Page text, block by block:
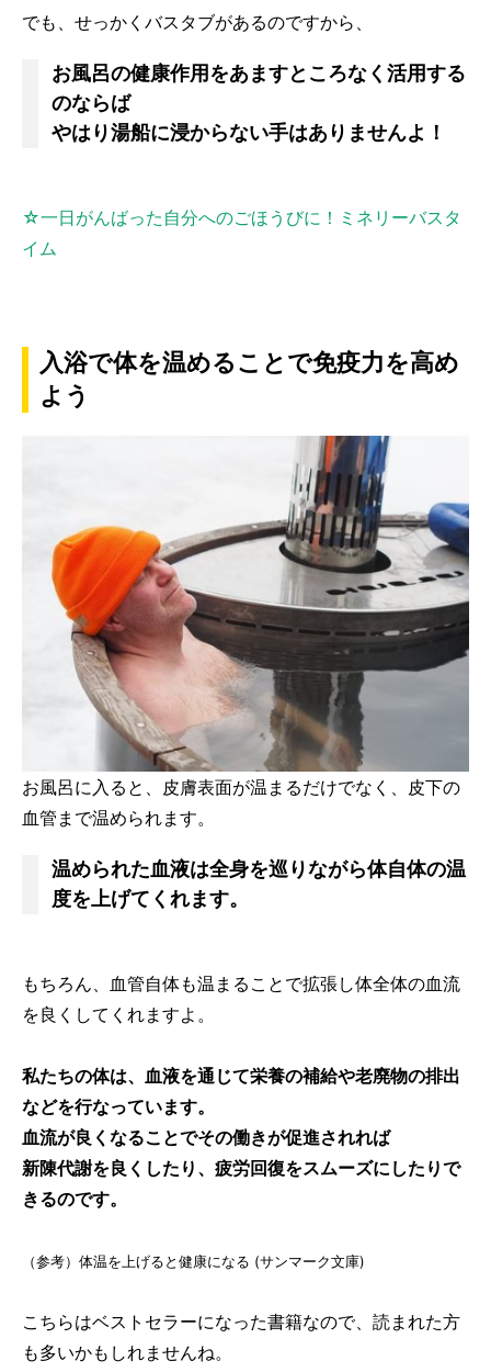
でも、せっかくバスタブがあるのですから、
お風呂の健康作用をあますところなく活用する
のならば
やはり湯船に浸からない手はありませんよ！
☆一日がんばった自分へのごほうびに！ミネリーバスタ
イム
入浴で体を温めることで免疫力を高め
よう
お風呂に入ると、皮膚表面が温まるだけでなく、皮下の
血管まで温められます。
温められた血液は全身を巡りながら体自体の温
度を上げてくれます。
もちろん、血管自体も温まることで拡張し体全体の血流
を良くしてくれますよ。
私たちの体は、血液を通じて栄養の補給や老廃物の排出
などを行なっています。
血流が良くなることでその働きが促進されれば
新陳代謝を良くしたり、疲労回復をスムーズにしたりで
きるのです。
（参考）体温を上げると健康になる (サンマーク文庫)
こちらはベストセラーになった書籍なので、読まれた方
も多いかもしれませんね。